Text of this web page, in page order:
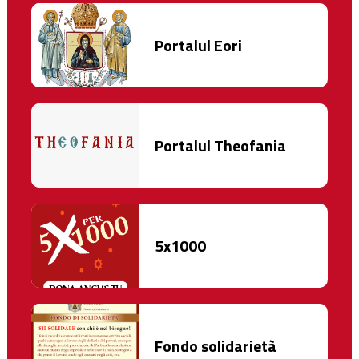
Portalul Eori
Portalul Theofania
5x1000
Fondo solidarietà